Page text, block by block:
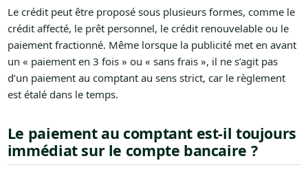
Le crédit peut être proposé sous plusieurs formes, comme le
crédit affecté, le prêt personnel, le crédit renouvelable ou le
paiement fractionné. Même lorsque la publicité met en avant
un « paiement en 3 fois » ou « sans frais », il ne s’agit pas
d’un paiement au comptant au sens strict, car le règlement
est étalé dans le temps.
Le paiement au comptant est-il toujours
immédiat sur le compte bancaire ?